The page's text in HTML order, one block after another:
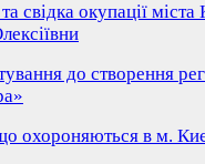
свідка окупації
до створення
охороняються в м.